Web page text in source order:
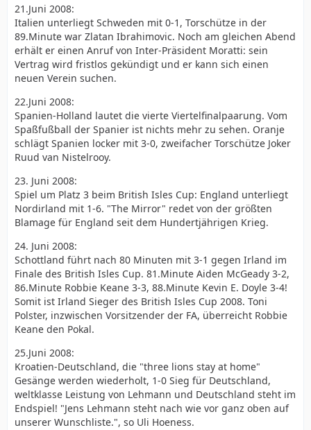
21.Juni 2008:
Italien unterliegt Schweden mit 0-1, Torschütze in der
89.Minute war Zlatan Ibrahimovic. Noch am gleichen Abend
erhält er einen Anruf von Inter-Präsident Moratti: sein
Vertrag wird fristlos gekündigt und er kann sich einen
neuen Verein suchen.
22.Juni 2008:
Spanien-Holland lautet die vierte Viertelfinalpaarung. Vom
Spaßfußball der Spanier ist nichts mehr zu sehen. Oranje
schlägt Spanien locker mit 3-0, zweifacher Torschütze Joker
Ruud van Nistelrooy.
23. Juni 2008:
Spiel um Platz 3 beim British Isles Cup: England unterliegt
Nordirland mit 1-6. "The Mirror" redet von der größten
Blamage für England seit dem Hundertjährigen Krieg.
24. Juni 2008:
Schottland führt nach 80 Minuten mit 3-1 gegen Irland im
Finale des British Isles Cup. 81.Minute Aiden McGeady 3-2,
86.Minute Robbie Keane 3-3, 88.Minute Kevin E. Doyle 3-4!
Somit ist Irland Sieger des British Isles Cup 2008. Toni
Polster, inzwischen Vorsitzender der FA, überreicht Robbie
Keane den Pokal.
25.Juni 2008:
Kroatien-Deutschland, die "three lions stay at home"
Gesänge werden wiederholt, 1-0 Sieg für Deutschland,
weltklasse Leistung von Lehmann und Deutschland steht im
Endspiel! "Jens Lehmann steht nach wie vor ganz oben auf
unserer Wunschliste.", so Uli Hoeness.